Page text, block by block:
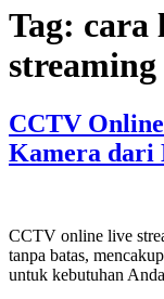
Tag: cara
streaming
CCTV
Kamera dari
CCTV online live
tanpa batas,
untuk kebutuhan